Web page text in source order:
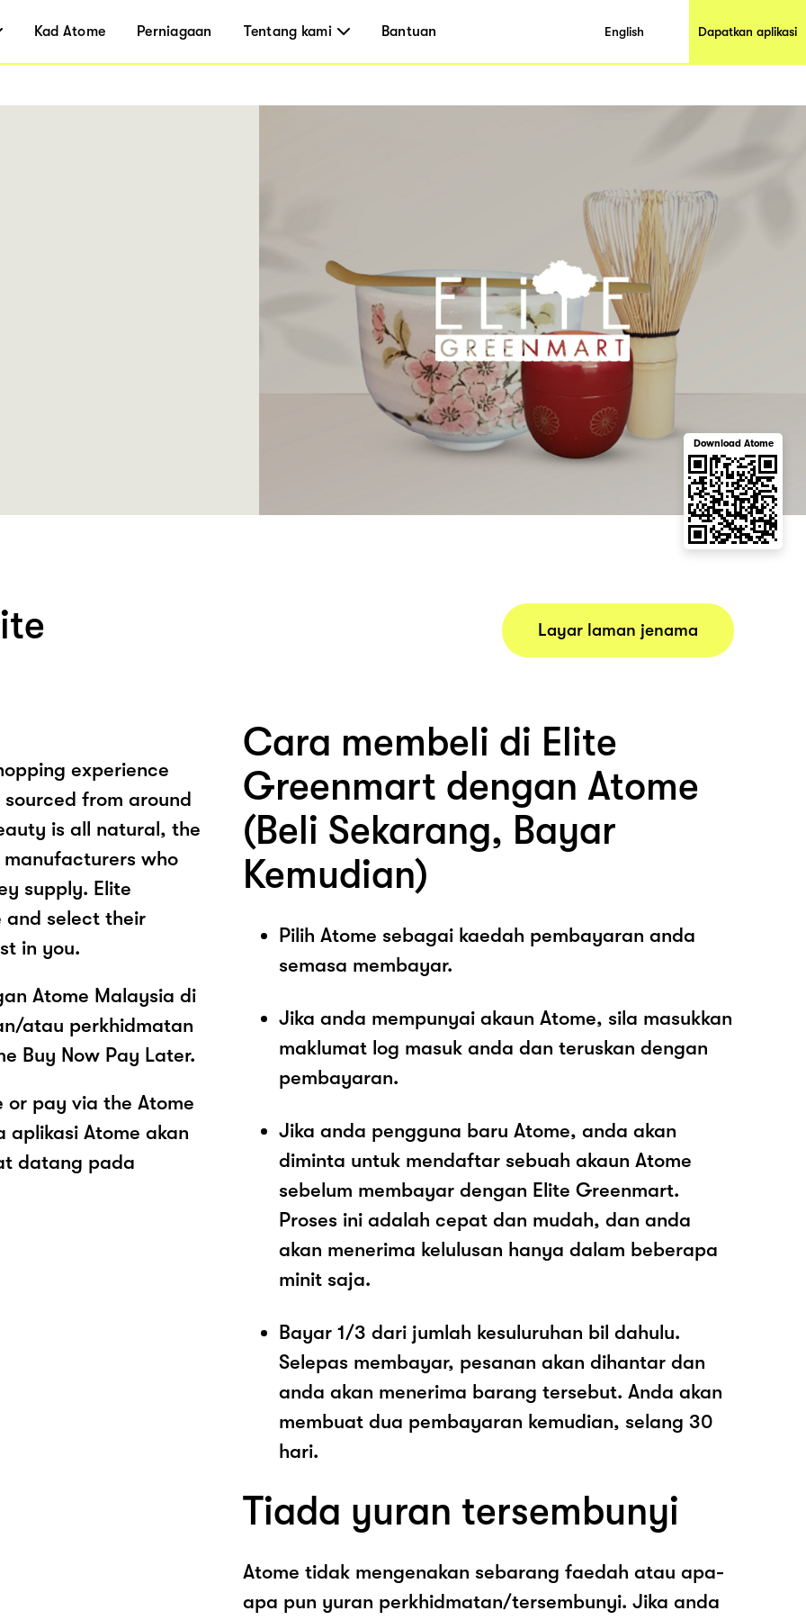
Kad Atome Perniagaan Tentang kami Bantuan English Dapatkan aplikasi
Download Atome
experience
from around
is all natural, the
who
supply. Elite
and select their
in you.
Atome Malaysia di
atau perkhidmatan
Buy Now Pay Later.
or pay via the Atome
aplikasi Atome akan
datang pada
Layar laman jenama
Cara membeli di Elite
Greenmart dengan Atome
(Beli Sekarang, Bayar
Kemudian)
Pilih Atome sebagai kaedah pembayaran anda
semasa membayar.
Jika anda mempunyai akaun Atome, sila masukkan
maklumat log masuk anda dan teruskan dengan
pembayaran.
Jika anda pengguna baru Atome, anda akan
diminta untuk mendaftar sebuah akaun Atome
sebelum membayar dengan Elite Greenmart.
Proses ini adalah cepat dan mudah, dan anda
akan menerima kelulusan hanya dalam beberapa
minit saja.
Bayar 1/3 dari jumlah kesuluruhan bil dahulu.
Selepas membayar, pesanan akan dihantar dan
anda akan menerima barang tersebut. Anda akan
membuat dua pembayaran kemudian, selang 30
hari.
Tiada yuran tersembunyi
Atome tidak mengenakan sebarang faedah atau apa-
apa pun yuran perkhidmatan/tersembunyi. Jika anda